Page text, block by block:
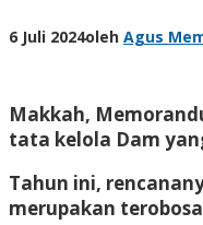
6 Juli 2024oleh Agus
Makkah,
tata kelola Dam
Tahun ini,
merupakan